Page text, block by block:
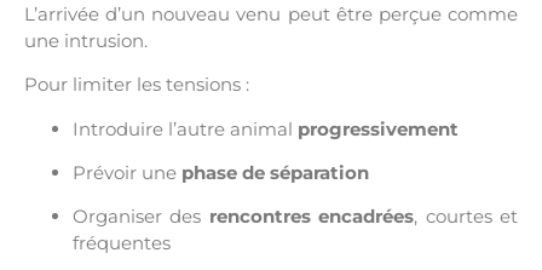
L’arrivée d’un nouveau venu peut être perçue comme
une intrusion.
Pour limiter les tensions :
Introduire l’autre animal progressivement
Prévoir une phase de séparation
Organiser des rencontres encadrées, courtes et
fréquentes